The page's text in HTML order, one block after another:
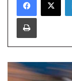
Yazdır